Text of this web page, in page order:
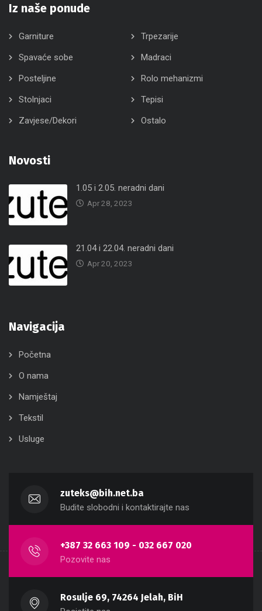
Iz naše ponude
Garniture
Trpezarije
Spavaće sobe
Madraci
Posteljine
Rolo mehanizmi
Stolnjaci
Tepisi
Zavjese/Dekori
Ostalo
Novosti
1.05 i 2.05. neradni dani
Apr 28, 2023
21.04 i 22.04. neradni dani
Apr 20, 2023
Navigacija
Početna
O nama
Namještaj
Tekstil
Usluge
zuteks@bih.net.ba
Budite slobodni i kontaktirajte nas
+387 32 663 109 - 032 667 020
Pozovite nas
Rosulje 69, 74264 Jelah, BiH